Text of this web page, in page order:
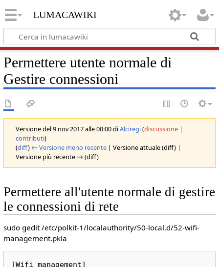
lumacawiki
Permettere utente normale di
Gestire connessioni
Versione del 9 nov 2017 alle 00:00 diAlciregi(discussione|
contributi)
(diff) ← Versione meno recente| Versione attuale (diff) |
Versione più recente → (diff)
Permettere all'utente normale di gestire
le connessioni di rete
sudo gedit /etc/polkit-1/localauthority/50-local.d/52-wifi-
management.pkla
[Wifi management]